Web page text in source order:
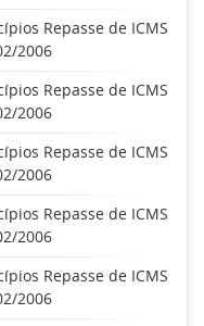
Repasse de ICMS
2006
Repasse de ICMS
2006
Repasse de ICMS
2006
Repasse de ICMS
2006
Repasse de ICMS
2006